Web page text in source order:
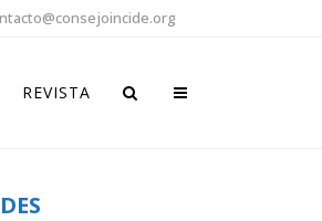
REVISTA